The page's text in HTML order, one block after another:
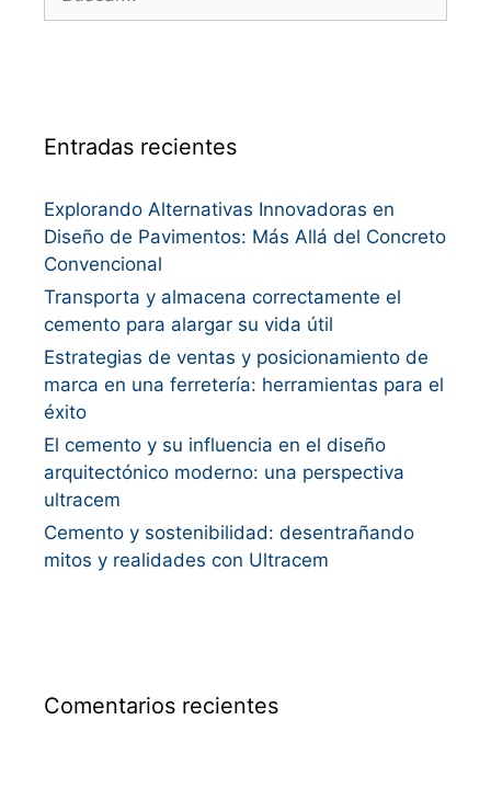
Entradas recientes
Explorando Alternativas Innovadoras en
Diseño de Pavimentos: Más Allá del Concreto
Convencional
Transporta y almacena correctamente el
cemento para alargar su vida útil
Estrategias de ventas y posicionamiento de
marca en una ferretería: herramientas para el
éxito
El cemento y su influencia en el diseño
arquitectónico moderno: una perspectiva
ultracem
Cemento y sostenibilidad: desentrañando
mitos y realidades con Ultracem
Comentarios recientes